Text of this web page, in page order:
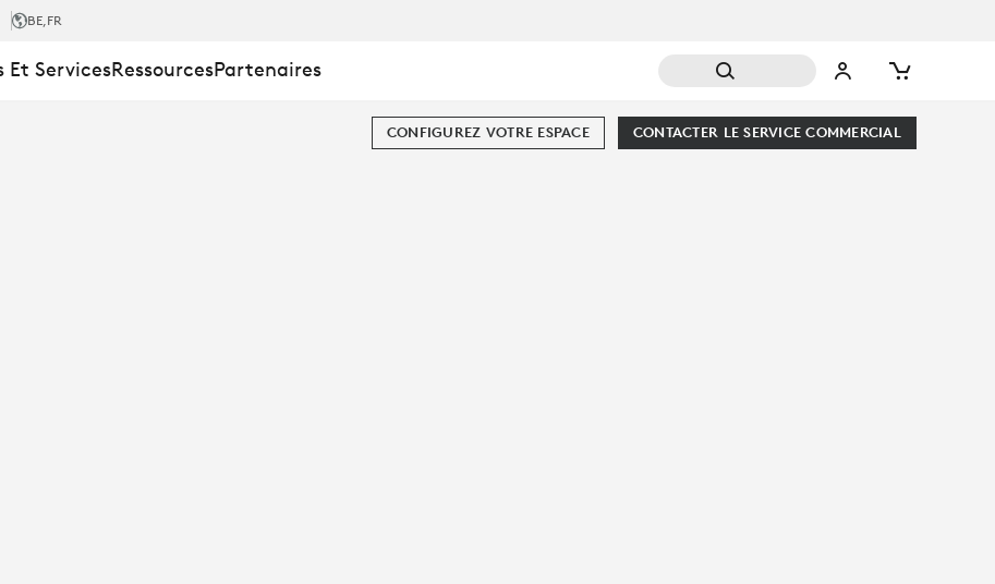
BE,FR
Et ServicesRessourcesPartenaires
CONTACTER LE SERVICE COMMERCIAL
CONFIGUREZ VOTRE ESPACE